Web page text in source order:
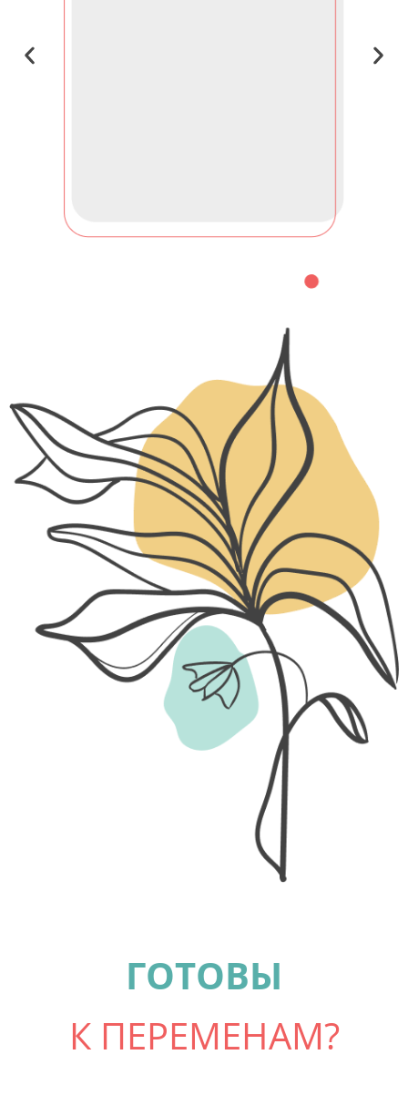
Практика Женщина и повседневность. За
заботами и рутиной мы порой не замечаем
возможностей и счастья. Как же в этом хаосе
отыскать себя, своего партнера и
гармоничные отношения? Ответить на этот
вопрос поможет эта ресурсная практика.
28 октября
в 19:00
ГОТОВЫ
К ПЕРЕМЕНАМ?